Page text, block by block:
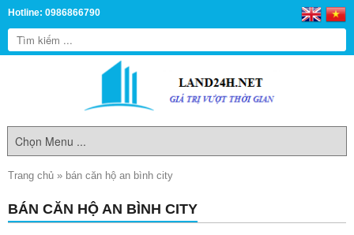
Hotline: 0986866790
Trang chủ » bán căn hộ an bình city
BÁN CĂN HỘ AN BÌNH CITY